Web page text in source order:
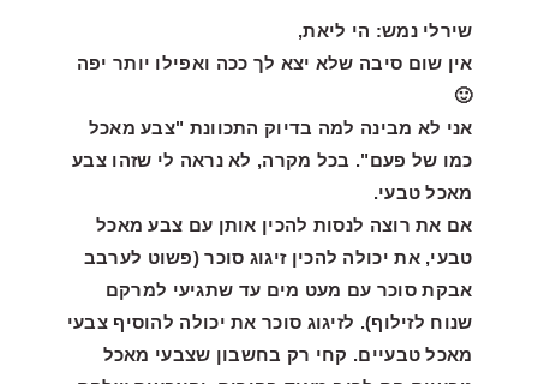
שירלי נמש: הי ליאת,
אין שום סיבה שלא יצא לך ככה ואפילו יותר יפה
🙂
אני לא מבינה למה בדיוק התכוונת "צבע מאכל
כמו של פעם". בכל מקרה, לא נראה לי שזהו צבע
מאכל טבעי.
אם את רוצה לנסות להכין אותן עם צבע מאכל
טבעי, את יכולה להכין זיגוג סוכר (פשוט לערבב
אבקת סוכר עם מעט מים עד שתגיעי למרקם
שנוח לזילוף). לזיגוג סוכר את יכולה להוסיף צבעי
מאכל טבעיים. קחי רק בחשבון שצבעי מאכל